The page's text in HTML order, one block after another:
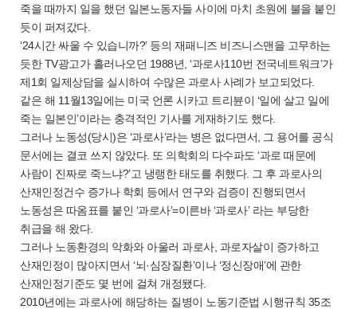
죽을 때까지 일을 했던 일본노동자들 사이에 마치 초원에 불을 붙인
듯이 퍼져갔다.
‘24시간 싸울 수 있습니까?’ 등의 재패니즈 비즈니스맨을 고무하는
듯한 TV광고가 흘러나오던 1988년, ‘과로사110번 전국네트워크’가
제1회 일제상담을 실시하여 수많은 과로사 사례가 보고되었다.
같은 해 11월13일에는 미국 언론 시카고 트리뷴이 ‘일에 살고 일에
죽는 일본인’이라는 충격적인 기사를 게재하기도 했다.
그러나 노동성(당시)은 ‘과로사’라는 병은 없다면서, 그 용어를 공식
문서에는 결코 쓰지 않았다. 또 의학회의 다수파도 ‘과로 때문에
사람이 진짜로 죽느냐?’고 냉랭한 태도를 취했다. 그 후 과로사의
산재인정건수 증가나 학회 등에서 연구와 검증이 진행되면서
노동성은 따옴표를 붙인 ‘과로사’=이른바 ‘과로사’ 라는 부당한
취급을 해 왔다.
그러나 노동환경의 악화와 아울러 과로사, 과로자살이 증가하고
산재인정이 많아지면서 ‘뇌·심장질환’이나 ‘정신장애’에 관한
산재인정기준도 몇 번에 걸쳐 개정됐다.
2010년에는 과로사에 해당하는 질병이 노동기준법 시행규칙 35조